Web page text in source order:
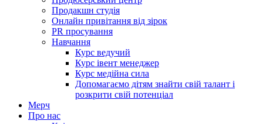
Продакшн студія
Онлайн привітання від зірок
PR просування
Навчання
Курс ведучий
Курс івент менеджер
Курс медійна сила
Допомагаємо дітям знайти свій талант і
розкрити свій потенціал
Мерч
Про нас